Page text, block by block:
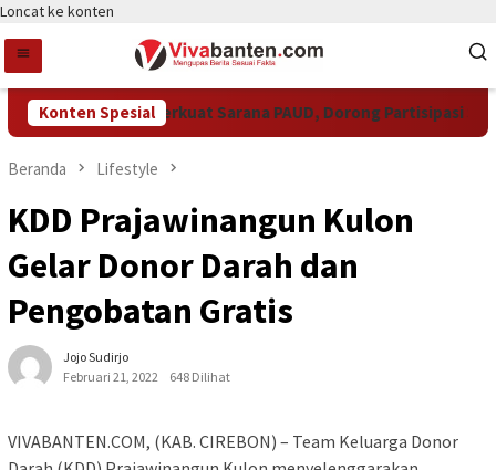
Loncat ke konten
Konten Spesial
Tangsel Perkuat Sarana PAUD, Dorong Partisipasi
Beranda Lifestyle
KDD Prajawinangun Kulon
Gelar Donor Darah dan
Pengobatan Gratis
Jojo Sudirjo
Februari 21, 2022
648 Dilihat
VIVABANTEN.COM, (KAB. CIREBON) – Team Keluarga Donor